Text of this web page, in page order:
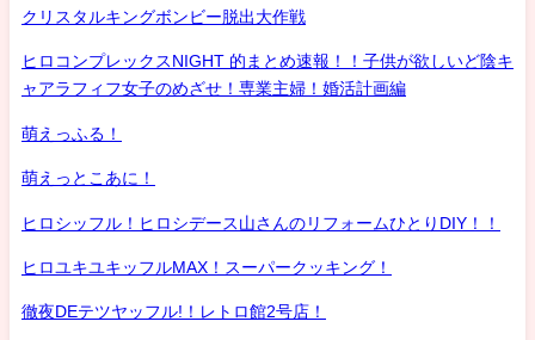
クリスタルキングボンビー脱出大作戦
ヒロコンプレックスNIGHT 的まとめ速報！！子供が欲しいど陰キ
ャアラフィフ女子のめざせ！専業主婦！婚活計画編
萌えっふる！
萌えっとこあに！
ヒロシッフル！ヒロシデース山さんのリフォームひとりDIY！！
ヒロユキユキッフルMAX！スーパークッキング！
徹夜DEテツヤッフル!！レトロ館2号店！